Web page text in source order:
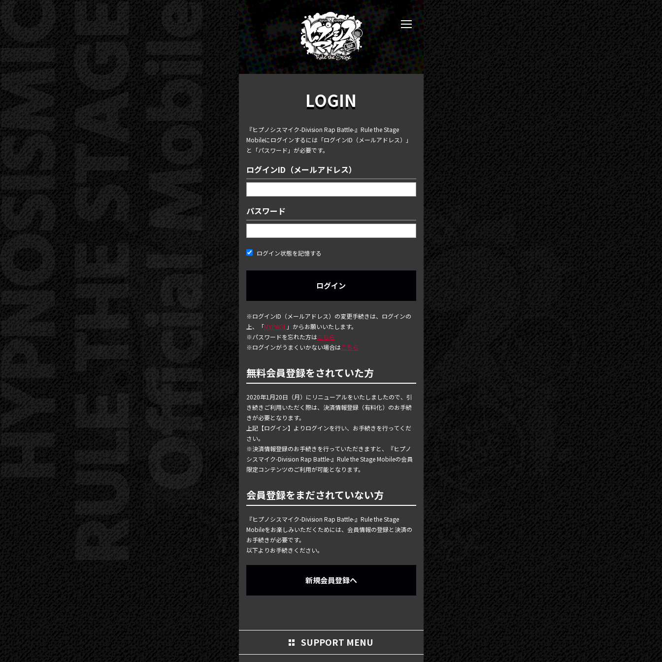
NEWS
TICKET
PHOTOGALLERY
BLOG
SCHEDULE
MAIL MAGAZINE / BIRTHDAY MAIL
MY PAGE
MEMBER'S CARD
LOGIN
『ヒプノシスマイク-Division Rap Battle-』Rule the Stage
Mobileにログインするには「ログインID（メールアドレス）」
と「パスワード」が必要です。
ログインID（メールアドレス）
パスワード
ログイン状態を記憶する
※ログインID（メールアドレス）の変更手続きは、ログインの
上、「MYPAGE 」からお願いいたします。
※パスワードを忘れた方はこちら
※ログインがうまくいかない場合はこちら
無料会員登録をされていた方
2020年1月20日（月）にリニューアルをいたしましたので、引
き続きご利用いただく際は、決済情報登録（有料化）のお手続
きが必要となります。
上記【ログイン】よりログインを行い、お手続きを行ってくだ
さい。
※決済情報登録のお手続きを行っていただきますと、『ヒプノ
シスマイク-Division Rap Battle-』Rule the Stage Mobileの会員
限定コンテンツのご利用が可能となります。
会員登録をまだされていない方
『ヒプノシスマイク-Division Rap Battle-』Rule the Stage
Mobileをお楽しみいただくためには、会員情報の登録と決済の
お手続きが必要です。
以下よりお手続きください。
新規会員登録へ
SUPPORT MENU